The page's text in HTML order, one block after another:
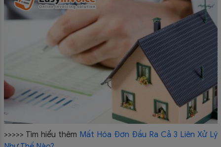
>>>>> Tìm hiểu thêm Mất Hóa Đơn Đầu Ra Cả 3 Liên Xử Lý